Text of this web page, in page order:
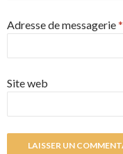
Adresse de messagerie*
Site web